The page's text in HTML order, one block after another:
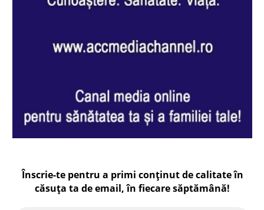
Înscrie-te pentru a primi conținut de calitate în
căsuța ta de email, în fiecaresăptămână!